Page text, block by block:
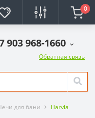
0
903 968-1660
Обратная связь
для бани Harvia